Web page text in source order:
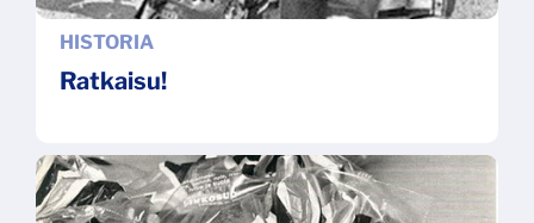
Ratkaisu!
HISTORIA